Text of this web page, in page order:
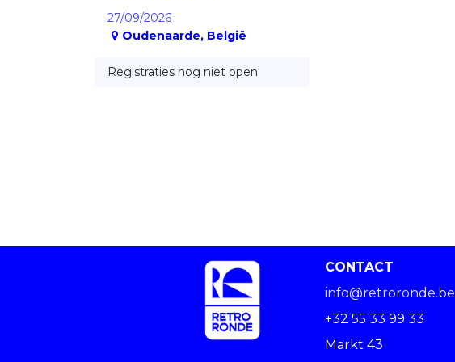
27/09/2026
Oudenaarde, België
Registraties nog niet open
CONTACT
info@retroronde.be
+32 55 33 99 33
Markt 43